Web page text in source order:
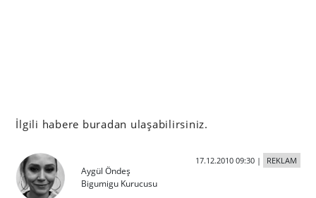
İlgili habere buradan ulaşabilirsiniz.
Aygül Öndeş
Bigumigu Kurucusu
17.12.2010 09:30| REKLAM